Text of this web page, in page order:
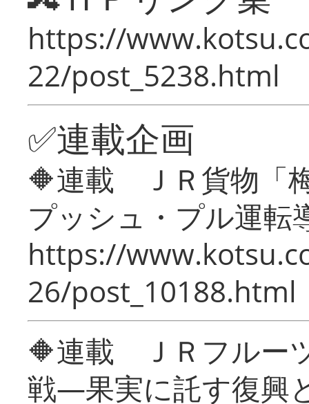
https://
22/post_5238.html
✅連載企画
🔶連載 ＪＲ貨物「
プッシュ・プル運転
https://
26/post_10188.html
🔶連載 ＪＲフルー
戦―果実に託す復興